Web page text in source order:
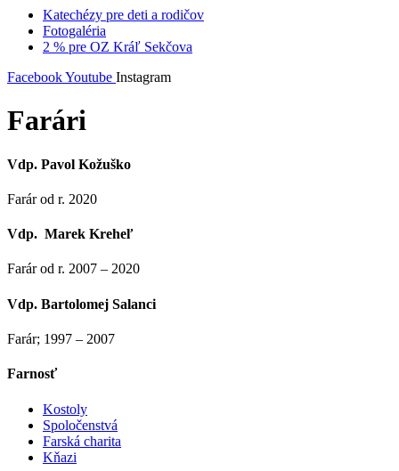
Katechézy pre deti a rodičov
Fotogaléria
2 % pre OZ Kráľ Sekčova
FacebookYoutube Instagram
Farári
Vdp. Pavol Kožuško
Farár od r. 2020
Vdp. Marek Kreheľ
Farár od r. 2007 – 2020
Vdp. Bartolomej Salanci
Farár; 1997 – 2007
Farnosť
Kostoly
Spoločenstvá
Farská charita
Kňazi